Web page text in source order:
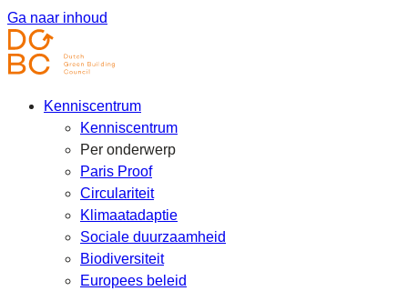
Ga naar inhoud
Kenniscentrum
Kenniscentrum
Per onderwerp
Paris Proof
Circulariteit
Klimaatadaptie
Sociale duurzaamheid
Biodiversiteit
Europees beleid